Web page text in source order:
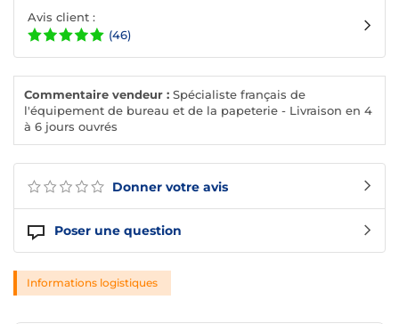
Donner votre avis
Poser une question
Avis client :
(46)
Commentaire vendeur : Spécialiste français de
l'équipement de bureau et de la papeterie - Livraison en 4
à 6 jours ouvrés
Informations logistiques